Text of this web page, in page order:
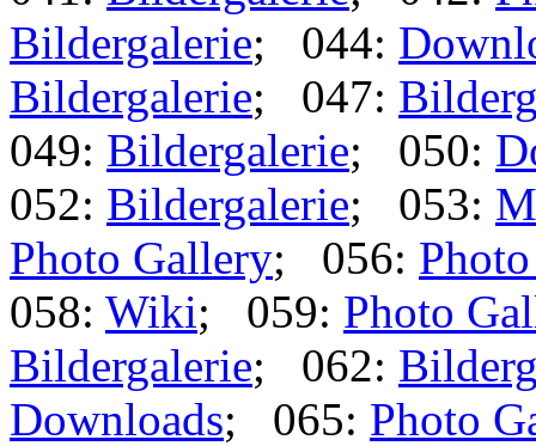
Bildergalerie; 044:
Bildergalerie; 047:
049: Bildergalerie; 050:
052: Bildergalerie; 053:
Photo Gallery; 056:
058: Wiki; 059: Photo
Bildergalerie; 062:
Downloads; 065: Photo